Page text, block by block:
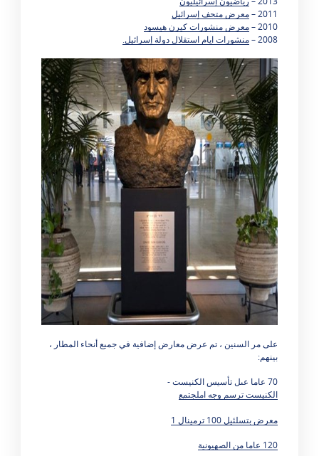
2011 –
معرض متحف إسرائيل
2010 –
معرض منشورات كيرن هيسود
2008 –
منشورات ايام استقلال دولة إسرائيل.
على مر السنين ، تم عرض معارض إضافية في جميع أنحاء المطار ،
بينهم:
70 عاما عىل تأسيس الكنيست -
الكنيست ترسم وجه املجتمع
معرض بتسلئيل 100 ترمينال 1
120 عاما من الصهيونية